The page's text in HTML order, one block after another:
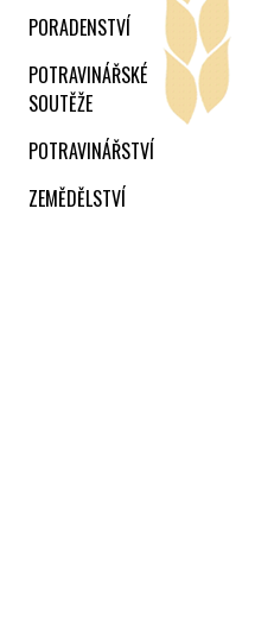
PORADENSTVÍ
POTRAVINÁŘSKÉ
SOUTĚŽE
POTRAVINÁŘSTVÍ
ZEMĚDĚLSTVÍ